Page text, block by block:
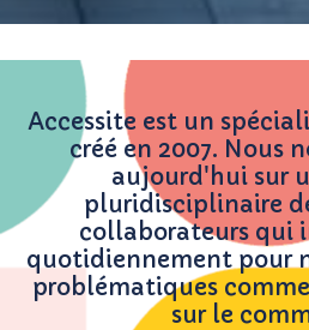
Accessite est un
créé en 2007. Nous
aujourd'hui sur
pluridisciplinaire
collaborateurs qui
quotidiennement pour
problématiques
sur le